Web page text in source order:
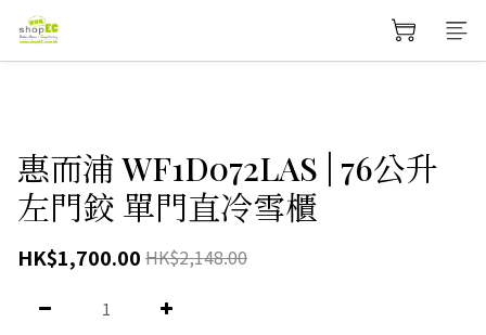
惠而浦 WF1D072LAS | 76公升
左門鉸 單門直冷雪櫃
HK$1,700.00 HK$2,148.00